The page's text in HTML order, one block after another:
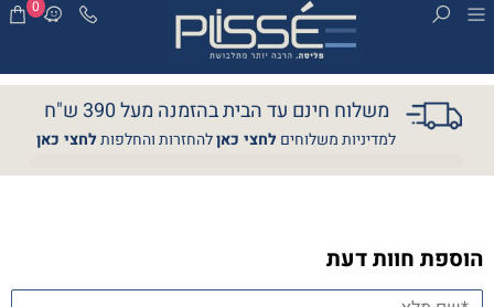
0
משלוח חינם עד הבית בהזמנה מעל 390 ש"ח
למדיניות משלוחיםלחצי כאןלהחזרות והחלפותלחצי כאן
הוספת חוות דעת